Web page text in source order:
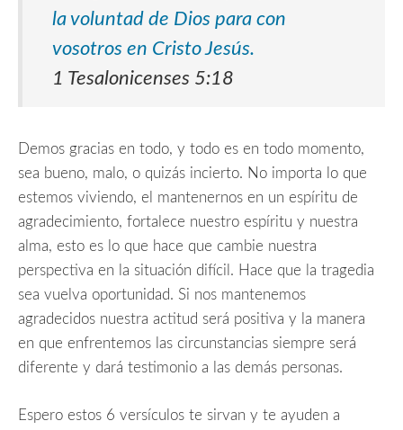
la voluntad de Dios para con
vosotros en Cristo Jesús.
1 Tesalonicenses 5:18
Demos gracias en todo, y todo es en todo momento,
sea bueno, malo, o quizás incierto. No importa lo que
estemos viviendo, el mantenernos en un espíritu de
agradecimiento, fortalece nuestro espíritu y nuestra
alma, esto es lo que hace que cambie nuestra
perspectiva en la situación difícil. Hace que la tragedia
sea vuelva oportunidad. Si nos mantenemos
agradecidos nuestra actitud será positiva y la manera
en que enfrentemos las circunstancias siempre será
diferente y dará testimonio a las demás personas.
Espero estos 6 versículos te sirvan y te ayuden a